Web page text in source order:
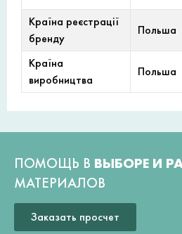
Країна реєстрації
бренду
Польша
Країна
виробництва
Польша
ПОМОЩЬ В ВЫБОРЕ И
МАТЕРИАЛОВ
Заказать просчет